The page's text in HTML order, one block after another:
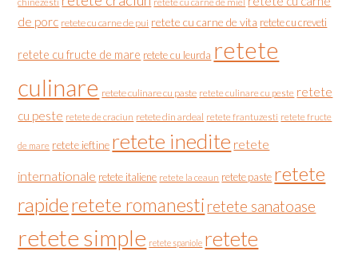
de porc retete cu carne de pui retete cu carne de vita retete cu creveti
retete cu fructe de mare retete cu leurda retete
culinare retete culinare cu paste retete culinare cu peste retete
cu peste retete de craciun retete din ardeal retete frantuzesti retete fructe
de mare retete ieftine retete inedite retete
internationale retete italiene retete la ceaun retete paste retete
rapideretete romanesti retete sanatoase
retete simple retete spaniole retete